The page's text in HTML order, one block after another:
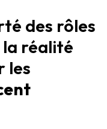
des rôles
la réalité
les